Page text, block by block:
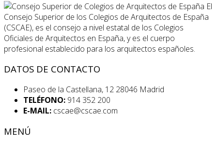
El
Consejo Superior de los Colegios de Arquitectos de España
(CSCAE), es el consejo a nivel estatal de los Colegios
Oficiales de Arquitectos en España, y es el cuerpo
profesional establecido para los arquitectos españoles.
DATOS DE CONTACTO
Paseo de la Castellana, 12 28046 Madrid
TELÉFONO: 914 352 200
E-MAIL: cscae@cscae.com
MENÚ